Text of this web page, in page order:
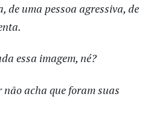
de uma pessoa agressiva, de
essa imagem, né?
não acha que foram suas